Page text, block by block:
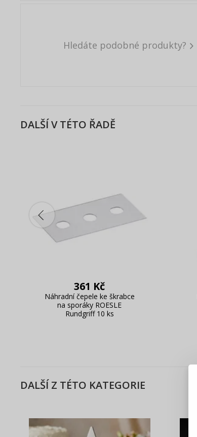
Hledáte podobné produkty?
DALŠÍ V TÉTO ŘADĚ
361 Kč
Náhradní čepele ke škrabce
na sporáky ROESLE
Rundgriff 10 ks
DALŠÍ Z TÉTO KATEGORIE